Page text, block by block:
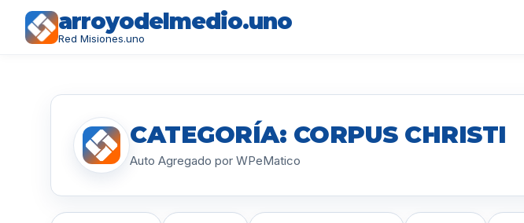
arroyodelmedio.uno
Red Misiones.uno
CATEGORÍA: CORPUS CHRISTI
Auto Agregado por WPeMatico